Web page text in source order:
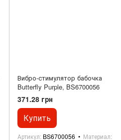
Вибро-стимулятор бабочка
Butterfly Purple, BS6700056
371.28 грн
Купить
Артикул BS6700056 Материал